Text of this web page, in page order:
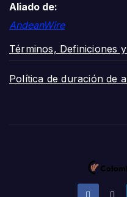
Aliado de:
AndeanWire
Términos, Definiciones
Política de duración de